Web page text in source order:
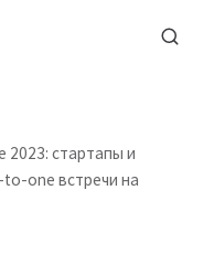
2023: стартапы и
one встречи на